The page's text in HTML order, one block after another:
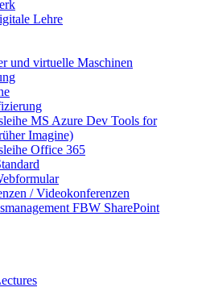
Lehre
und virtuelle Maschinen
MS Azure Dev Tools for
Imagine)
Office 365
/ Videokonferenzen
FBW SharePoint